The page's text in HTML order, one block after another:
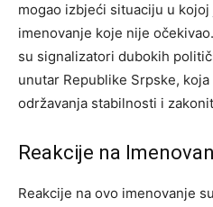
mogao izbjeći situaciju u
imenovanje koje nije
su signalizatori dubokih
unutar Republike Srpske,
održavanja stabilnosti i
Reakcije na
Reakcije na ovo imenovanje